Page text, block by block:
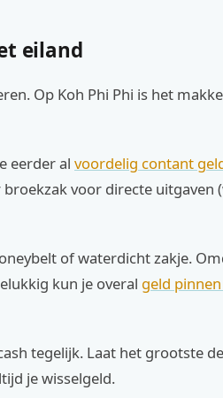
eiland
Op Koh Phi Phi is het
eerder al voordelig contant
voor directe uitgaven
of waterdicht zakje.
kun je overal geld
tegelijk. Laat het grootste
je wisselgeld.